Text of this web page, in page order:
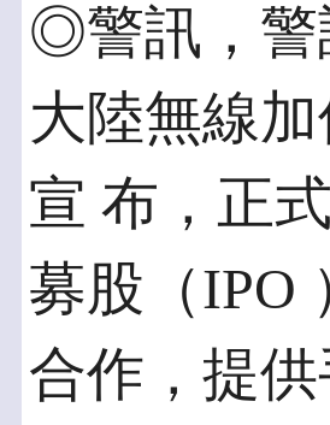
◎警訊，警
大陸無線
宣 布，正
募股（IPO
合作，提